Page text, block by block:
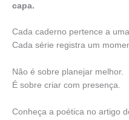
capa.
Cada caderno pertence a
Cada série registra um
Não é sobre planejar melhor.
É sobre criar com presença.
Conheça a poética no artigo